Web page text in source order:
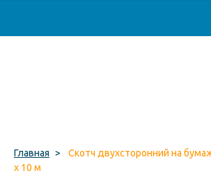
Главная >
Скотч двухсторонний на
x 10 м